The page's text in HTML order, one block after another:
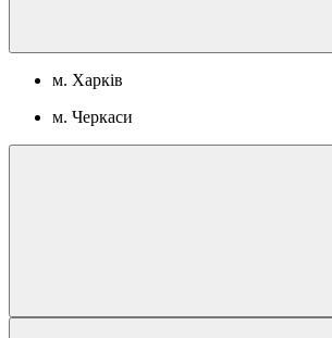
м. Харків
м. Черкаси